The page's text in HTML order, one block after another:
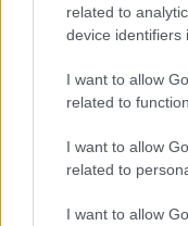
related to
device identifiers
I want to allow
related to
I want to allow
related to
I want to allow
07·08·2026
Ακυρώνει δύο
υπογράφει σε